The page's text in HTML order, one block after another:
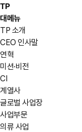
TP
대메뉴
TP 소개
CEO 인사말
연혁
미션·비전
CI
계열사
글로벌 사업장
사업부문
의류 사업